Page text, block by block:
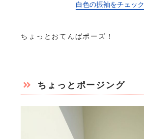
白色の振袖をチェック
ちょっとおてんばポーズ！
ちょっとポージング